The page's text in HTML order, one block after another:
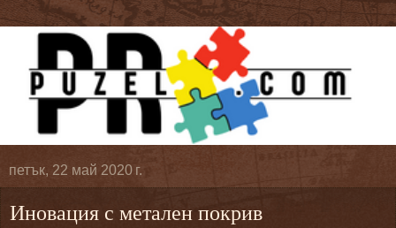
петък, 22 май 2020 г.
Иновация с метален покрив